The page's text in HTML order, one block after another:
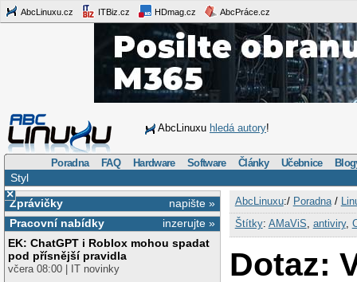
AbcLinuxu.cz ITBiz.cz HDmag.cz AbcPráce.cz
AbcLinuxu hledá autory!
Poradna FAQ Hardware Software Články Učebnice
Styl
×
napište »
Zprávičky
inzerujte »
Pracovní nabídky
EK: ChatGPT i Roblox mohou spadat
pod přísnější pravidla
včera 08:00 | IT novinky
AbcLinuxu:/ Poradna/
Štítky: AMaViS antiviry,
Dotaz: